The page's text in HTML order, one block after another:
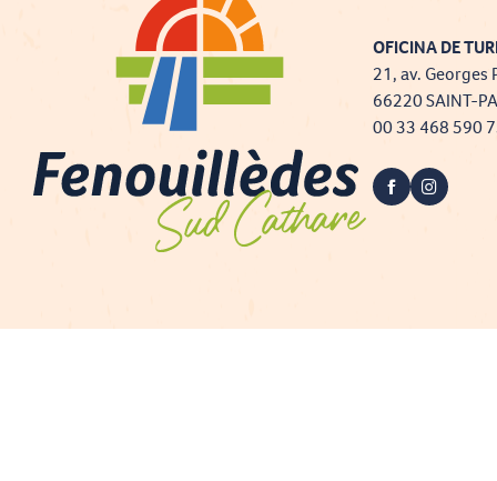
OFICINA DE
21, av. Georges
66220 SAINT-
00 33 468 590